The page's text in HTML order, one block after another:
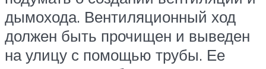
дымохода. Вентиляционный ход
должен быть прочищен и выведен
на улицу с помощью трубы. Ее